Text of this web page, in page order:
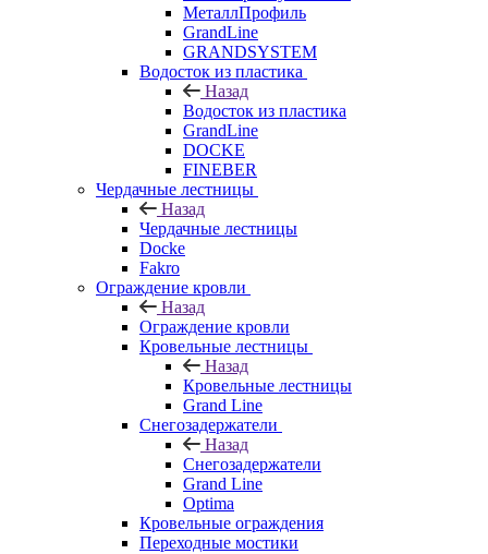
МеталлПрофиль
GrandLine
GRANDSYSTEM
Водосток из пластика
Назад
Водосток из пластика
GrandLine
DOCKE
FINEBER
Чердачные лестницы
Назад
Чердачные лестницы
Docke
Fakro
Ограждение кровли
Назад
Ограждение кровли
Кровельные лестницы
Назад
Кровельные лестницы
Grand Line
Снегозадержатели
Назад
Снегозадержатели
Grand Line
Optima
Кровельные ограждения
Переходные мостики